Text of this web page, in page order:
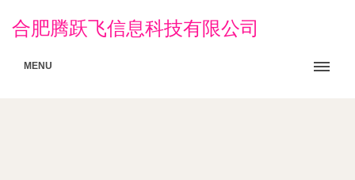
合肥腾跃飞信息科技有限公司
MENU